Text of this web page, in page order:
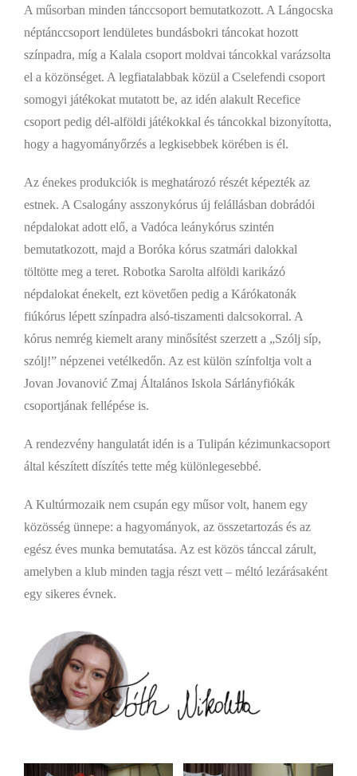
A műsorban minden tánccsoport bemutatkozott. A Lángocska
néptánccsoport lendületes bundásbokri táncokat hozott
színpadra, míg a Kalala csoport moldvai táncokkal varázsolta
el a közönséget. A legfiatalabbak közül a Cselefendi csoport
somogyi játékokat mutatott be, az idén alakult Recefice
csoport pedig dél-alföldi játékokkal és táncokkal bizonyította,
hogy a hagyományőrzés a legkisebbek körében is él.
Az énekes produkciók is meghatározó részét képezték az
estnek. A Csalogány asszonykórus új felállásban dobrádói
népdalokat adott elő, a Vadóca leánykórus szintén
bemutatkozott, majd a Boróka kórus szatmári dalokkal
töltötte meg a teret. Robotka Sarolta alföldi karikázó
népdalokat énekelt, ezt követően pedig a Kárókatonák
fiúkórus lépett színpadra alsó-tiszamenti dalcsokorral. A
kórus nemrég kiemelt arany minősítést szerzett a „Szólj síp,
szólj!” népzenei vetélkedőn. Az est külön színfoltja volt a
Jovan Jovanović Zmaj Általános Iskola Sárlányfiókák
csoportjának fellépése is.
A rendezvény hangulatát idén is a Tulipán kézimunkacsoport
által készített díszítés tette még különlegesebbé.
A Kultúrmozaik nem csupán egy műsor volt, hanem egy
közösség ünnepe: a hagyományok, az összetartozás és az
egész éves munka bemutatása. Az est közös tánccal zárult,
amelyben a klub minden tagja részt vett – méltó lezárásaként
egy sikeres évnek.